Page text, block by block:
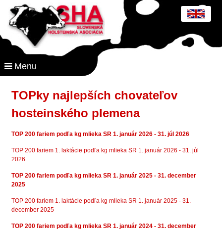
Menu
TOPky najlepších chovateľov
hosteinského plemena
TOP 200 fariem podľa kg mlieka SR 1. január 2026 - 31. júl 2026
TOP 200 fariem 1. laktácie podľa kg mlieka SR 1. január 2026 - 31. júl
2026
TOP 200 fariem podľa kg mlieka SR 1. január 2025 - 31. december
2025
TOP 200 fariem 1. laktácie podľa kg mlieka SR 1. január 2025 - 31.
december 2025
TOP 200 fariem podľa kg mlieka SR 1. január 2024 - 31. december